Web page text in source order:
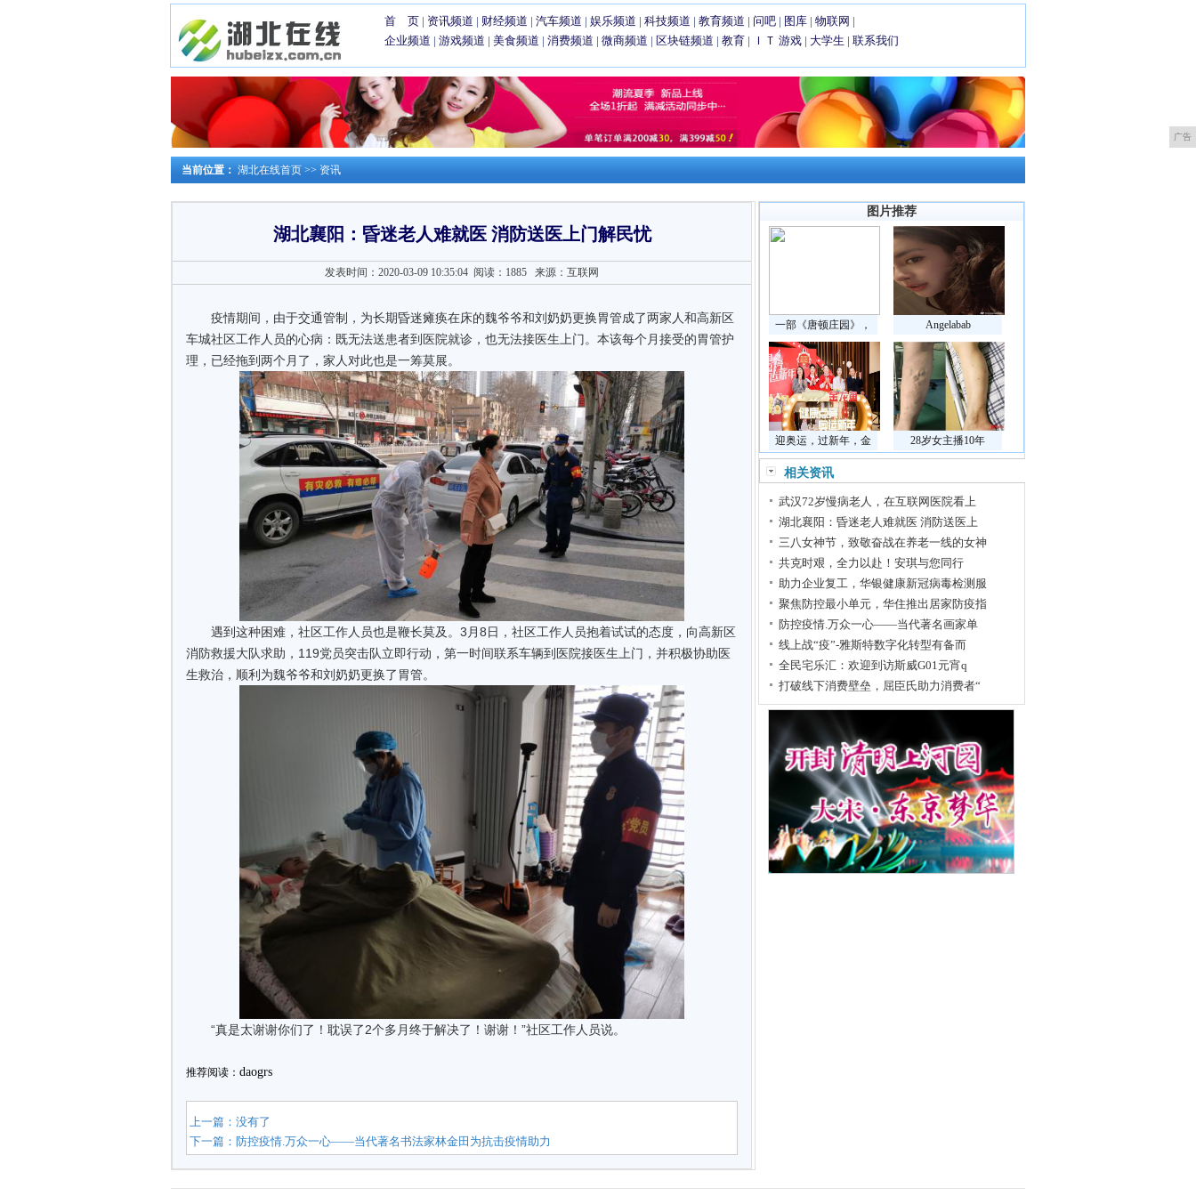
首 页 | 资讯频道 | 财经频道 | 汽车频道 | 娱乐频道 | 科技频道 | 教育频道 | 问吧 | 图库 | 物联网 |
企业频道 | 游戏频道 | 美食频道 | 消费频道 | 微商频道 | 区块链频道 | 教育 | ＩＴ 游戏 | 大学生 | 联系我们
广告
当前位置： 湖北在线首页 >> 资讯
湖北襄阳：昏迷老人难就医 消防送医上门解民忧
发表时间：2020-03-09 10:35:04 阅读：1885 来源：互联网
疫情期间，由于交通管制，为长期昏迷瘫痪在床的魏爷爷和刘奶奶更换胃管成了两家人和高新区
车城社区工作人员的心病：既无法送患者到医院就诊，也无法接医生上门。本该每个月接受的胃管护
理，已经拖到两个月了，家人对此也是一筹莫展。
遇到这种困难，社区工作人员也是鞭长莫及。3月8日，社区工作人员抱着试试的态度，向高新区
消防救援大队求助，119党员突击队立即行动，第一时间联系车辆到医院接医生上门，并积极协助医
生救治，顺利为魏爷爷和刘奶奶更换了胃管。
“真是太谢谢你们了！耽误了2个多月终于解决了！谢谢！”社区工作人员说。
推荐阅读： daogrs
上一篇：没有了
下一篇： 防控疫情.万众一心——当代著名书法家林金田为抗击疫情助力
图片推荐
一部《唐顿庄园》， Angelabab
迎奥运，过新年，金 28岁女主播10年
相关资讯
武汉72岁慢病老人，在互联网医院看上
湖北襄阳：昏迷老人难就医 消防送医上
三八女神节，致敬奋战在养老一线的女神
共克时艰，全力以赴！安琪与您同行
助力企业复工，华银健康新冠病毒检测服
聚焦防控最小单元，华住推出居家防疫指
防控疫情.万众一心——当代著名画家单
线上战“疫”-雅斯特数字化转型有备而
全民宅乐汇：欢迎到访斯威G01元宵q
打破线下消费壁垒，屈臣氏助力消费者“